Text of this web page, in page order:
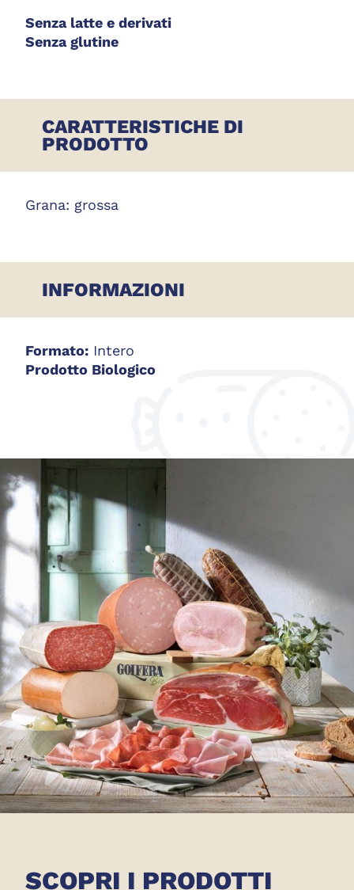
Senza latte e derivati
Senza glutine
CARATTERISTICHE DI
PRODOTTO
Grana: grossa
INFORMAZIONI
Formato: Intero
Prodotto Biologico
SCOPRI I PRODOTTI